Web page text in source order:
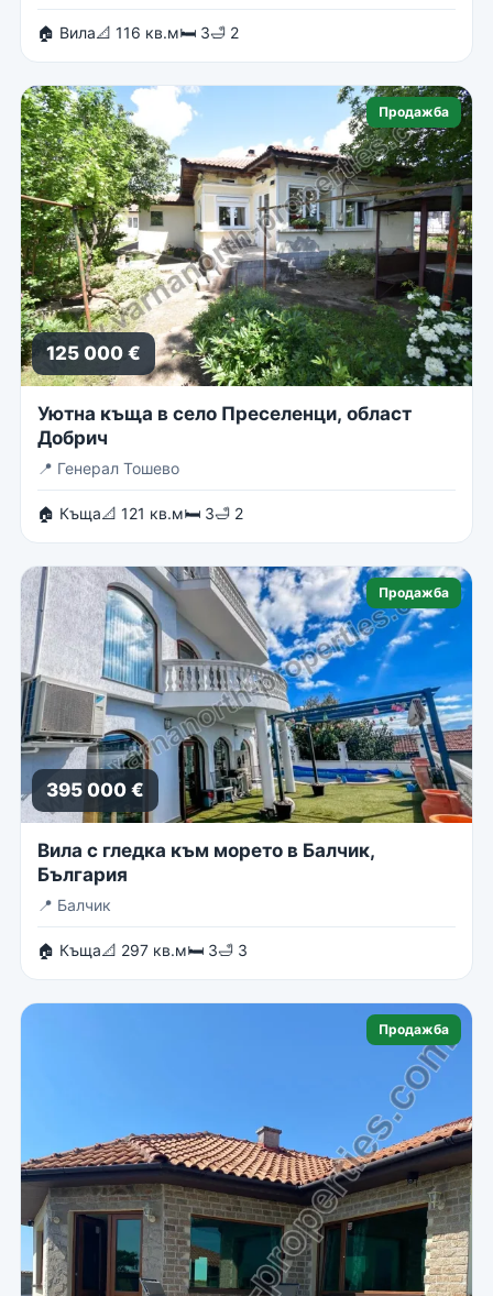
🏠 Вила📐 116 кв.м🛏 3🛁 2
Продажба
125 000 €
Уютна къща в село Преселенци, област
Добрич
📍 Генерал Тошево
🏠 Къща📐 121 кв.м🛏 3🛁 2
Продажба
395 000 €
Вила с гледка към морето в Балчик,
България
📍 Балчик
🏠 Къща📐 297 кв.м🛏 3🛁 3
Продажба